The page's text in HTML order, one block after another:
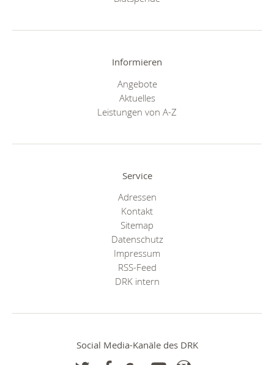
Informieren
Angebote
Aktuelles
Leistungen von A-Z
Service
Adressen
Kontakt
Sitemap
Datenschutz
Impressum
RSS-Feed
DRK intern
Social Media-Kanäle des DRK